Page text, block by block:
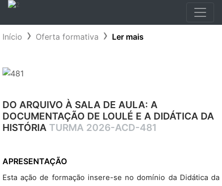
Início Oferta formativa Ler mais
DO ARQUIVO À SALA DE AULA: A
DOCUMENTAÇÃO DE LOULÉ E A DIDÁTICA DA
HISTÓRIA TURMA 2026-ACD-481
APRESENTAÇÃO
Esta ação de formação insere-se no domínio da Didática da